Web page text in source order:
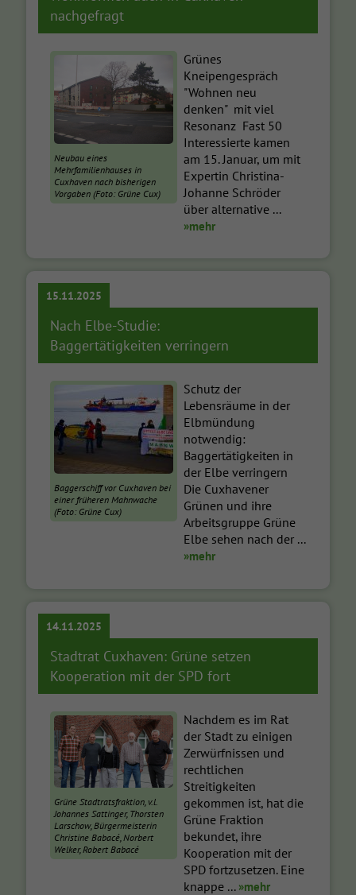
nachgefragt
Neubau eines
Mehrfamilienhauses in
Cuxhaven nach bisherigen
Vorgaben (Foto: Grüne Cux)
Grünes
Kneipengespräch
"Wohnen neu
denken" mit viel
Resonanz Fast 50
Interessierte kamen
am 15. Januar, um mit
Expertin Christina-
Johanne Schröder
über alternative ...
»mehr
15.11.2025
Nach Elbe-Studie:
Baggertätigkeiten verringern
Baggerschiff vor Cuxhaven bei
einer früheren Mahnwache
(Foto: Grüne Cux)
Schutz der
Lebensräume in der
Elbmündung
notwendig:
Baggertätigkeiten in
der Elbe verringern
Die Cuxhavener
Grünen und ihre
Arbeitsgruppe Grüne
Elbe sehen nach der ...
»mehr
14.11.2025
Stadtrat Cuxhaven: Grüne setzen
Kooperation mit der SPD fort
Grüne Stadtratsfraktion, v.l.
Johannes Sattinger, Thorsten
Larschow, Bürgermeisterin
Christine Babacé, Norbert
Welker, Robert Babacé
Nachdem es im Rat
der Stadt zu einigen
Zerwürfnissen und
rechtlichen
Streitigkeiten
gekommen ist, hat die
Grüne Fraktion
bekundet, ihre
Kooperation mit der
SPD fortzusetzen. Eine
knappe ... »mehr